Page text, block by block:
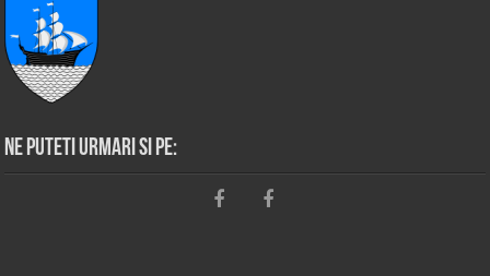
Ne puteti urmari si pe: